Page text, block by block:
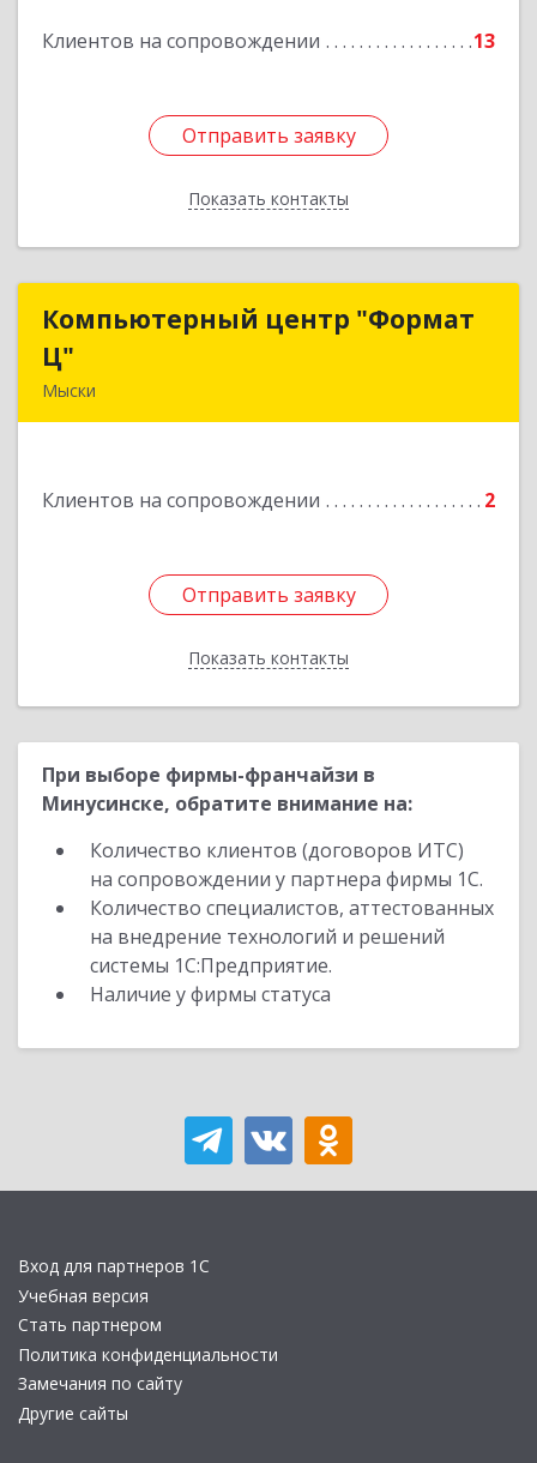
Клиентов на сопровождении 13
Отправить заявку
Показать контакты
Подробнее
Отправить заявку
Назад
Компьютерный центр "Формат
Ц"
Мыски
Клиентов на сопровождении 2
Отправить заявку
Показать контакты
Компьютерный центр "Формат
Подробнее
Отправить заявку
Назад
При выборе фирмы-франчайзи в
Минусинске, обратите внимание на:
Количество клиентов (договоров ИТС)
на сопровождении у партнера фирмы 1С.
Количество специалистов, аттестованных
на внедрение технологий и решений
системы 1С:Предприятие.
Наличие у фирмы статуса
Вход для партнеров 1С
Учебная версия
Стать партнером
Политика конфиденциальности
Замечания по сайту
Другие сайты